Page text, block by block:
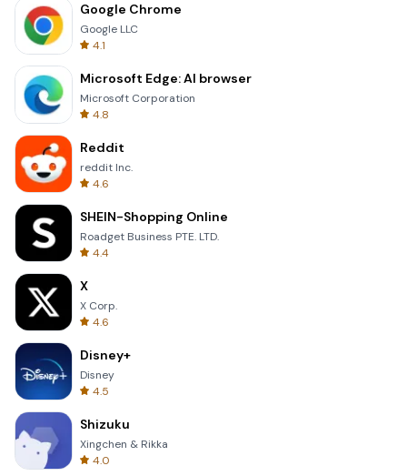
Google Chrome
Google LLC
4.1
Microsoft Edge: AI browser
Microsoft Corporation
4.8
Reddit
reddit Inc.
4.6
SHEIN-Shopping Online
Roadget Business PTE. LTD.
4.4
X
X Corp.
4.6
Disney+
Disney
4.5
Shizuku
Xingchen & Rikka
4.0